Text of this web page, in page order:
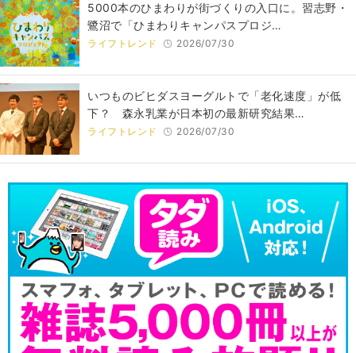
5000本のひまわりが街づくりの入口に。習志野・
鷺沼で「ひまわりキャンパスプロジ…
ライフトレンド 2026/07/30
いつものビヒダスヨーグルトで「老化速度」が低
下？ 森永乳業が日本初の最新研究結果…
ライフトレンド 2026/07/30